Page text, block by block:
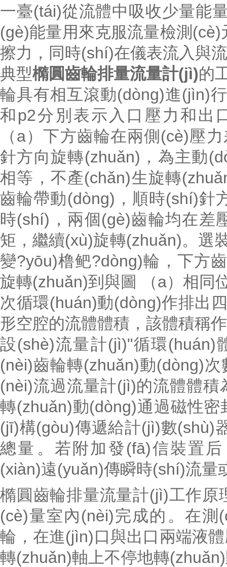
一臺(tái)從流體中吸收少量能
(gè)能量用來克服流量檢測
擦力，同時(shí)在儀表流入與流
典型橢圓齒輪排量流量計(jì)的
輪具有相互滾動(dòng)進(jìn)
和p2分別表示入口壓力和出
（a）下方齒輪在兩側(cè)壓
針方向旋轉(zhuǎn)，為主
相等，不產(chǎn)生旋轉
齒輪帶動(dòng)，順時
時(shí)，兩個(gè)齒輪均在差
矩，繼續(xù)旋轉(zhuǎn)。
變?yōu)橹鲃?dòng)輪，
旋轉(zhuǎn)到與圖 （a）相同位
次循環(huán)動(dòng)作排出
形空腔的流體體積，該體積
設(shè)流量計(jì)"循環
(nèi)齒輪轉(zhuǎn)動(dòng)
(nèi)流過流量計(jì)的流體體
轉(zhuǎn)動(dòng)通過磁性
(jī)構(gòu)傳遞給計(jì)數(shù)
總量。若附加發(fā)信裝置后
(xiàn)遠(yuǎn)傳瞬時(shí)流量
橢圓齒輪排量流量計(jì)工作原
(cè)量室內(nèi)完成的。在
輪，在進(jìn)口與出口兩端液
轉(zhuǎn)軸上不停地轉(zhuǎn)